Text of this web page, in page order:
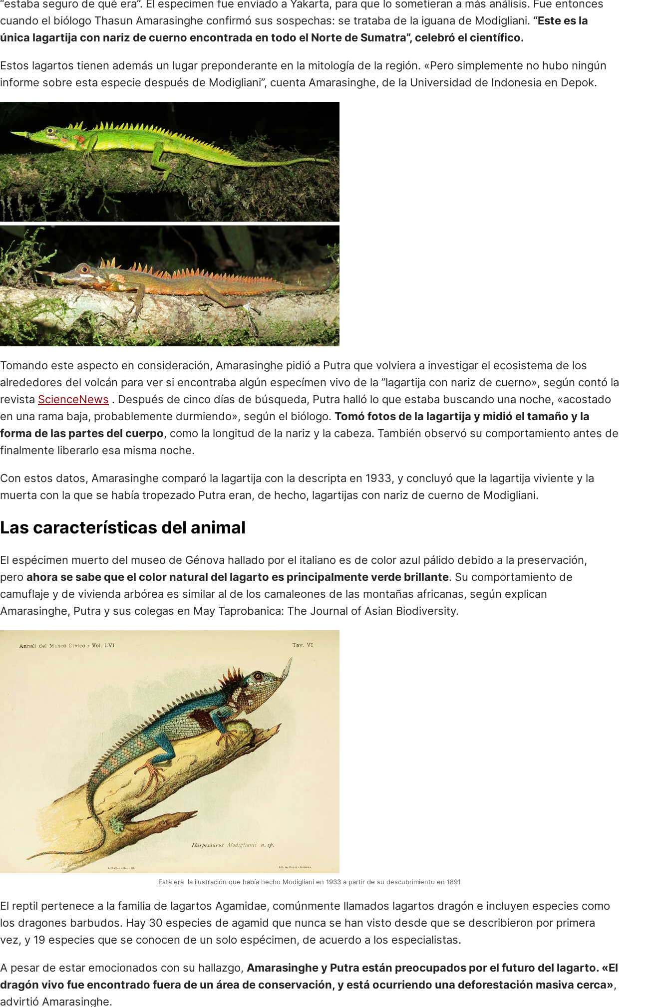
“estaba seguro de qué era”. El especimen fue enviado a Yakarta, para que lo sometieran a más análisis. Fue entonces
cuando el biólogo Thasun Amarasinghe confirmó sus sospechas: se trataba de la iguana de Modigliani. “Este es la
única lagartija con nariz de cuerno encontrada en todo el Norte de Sumatra”, celebró el científico.
Estos lagartos tienen además un lugar preponderante en la mitología de la región. «Pero simplemente no hubo ningún
informe sobre esta especie después de Modigliani”, cuenta Amarasinghe, de la Universidad de Indonesia en Depok.
Tomando este aspecto en consideración, Amarasinghe pidió a Putra que volviera a investigar el ecosistema de los
alrededores del volcán para ver si encontraba algún especímen vivo de la ”lagartija con nariz de cuerno», según contó la
revista ScienceNews . Después de cinco días de búsqueda, Putra halló lo que estaba buscando una noche, «acostado
en una rama baja, probablemente durmiendo», según el biólogo. Tomó fotos de la lagartija y midió el tamaño y la
forma de las partes del cuerpo, como la longitud de la nariz y la cabeza. También observó su comportamiento antes de
finalmente liberarlo esa misma noche.
Con estos datos, Amarasinghe comparó la lagartija con la descripta en 1933, y concluyó que la lagartija viviente y la
muerta con la que se había tropezado Putra eran, de hecho, lagartijas con nariz de cuerno de Modigliani.
Las características del animal
El espécimen muerto del museo de Génova hallado por el italiano es de color azul pálido debido a la preservación,
pero ahora se sabe que el color natural del lagarto es principalmente verde brillante. Su comportamiento de
camuflaje y de vivienda arbórea es similar al de los camaleones de las montañas africanas, según explican
Amarasinghe, Putra y sus colegas en May Taprobanica: The Journal of Asian Biodiversity.
Esta era la ilustración que había hecho Modigliani en 1933 a partir de su descubrimiento en 1891
El reptil pertenece a la familia de lagartos Agamidae, comúnmente llamados lagartos dragón e incluyen especies como
los dragones barbudos. Hay 30 especies de agamid que nunca se han visto desde que se describieron por primera
vez, y 19 especies que se conocen de un solo espécimen, de acuerdo a los especialistas.
A pesar de estar emocionados con su hallazgo, Amarasinghe y Putra están preocupados por el futuro del lagarto. «El
dragón vivo fue encontrado fuera de un área de conservación, y está ocurriendo una deforestación masiva cerca»,
advirtió Amarasinghe.